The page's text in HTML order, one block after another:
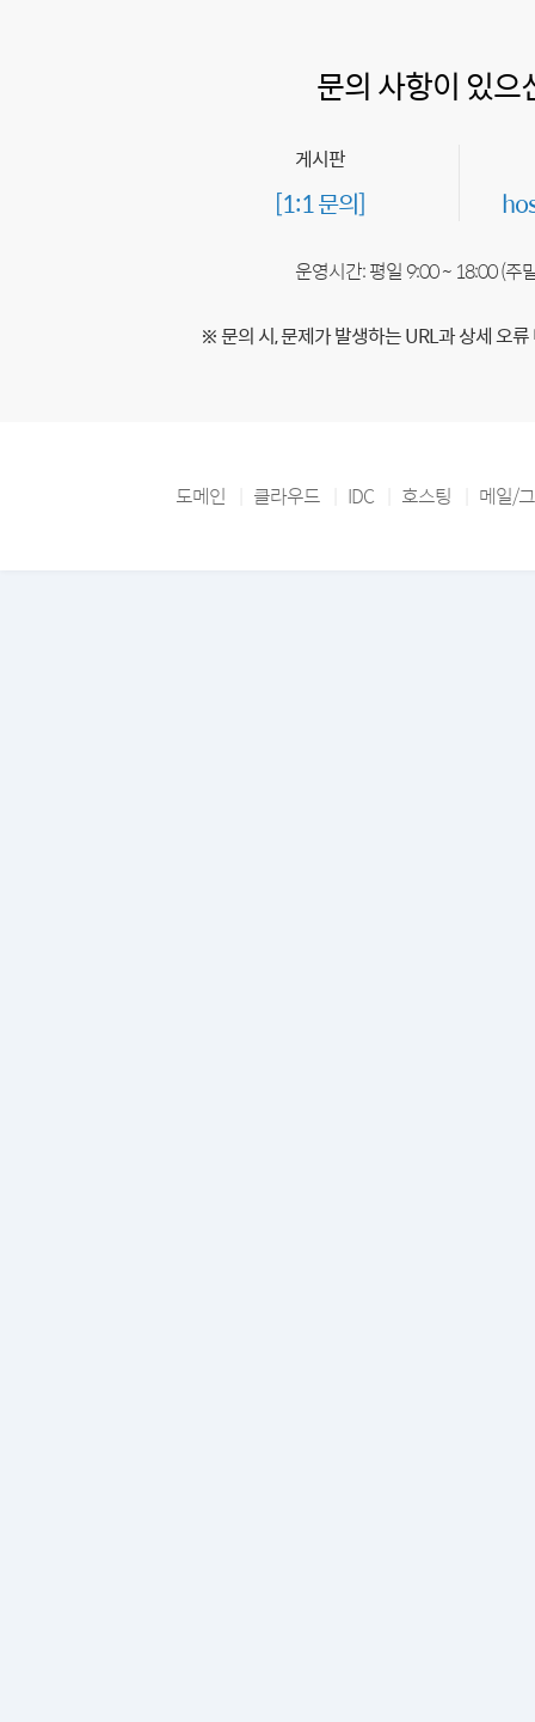
문의 사항이 있으
게시판
[1:1 문의]
운영시간: 평일 9:00 ~ 18:00 (주
※ 문의 시, 문제가 발생하는 URL과 상세 오
도메인 클라우드 IDC 호스팅 메일/